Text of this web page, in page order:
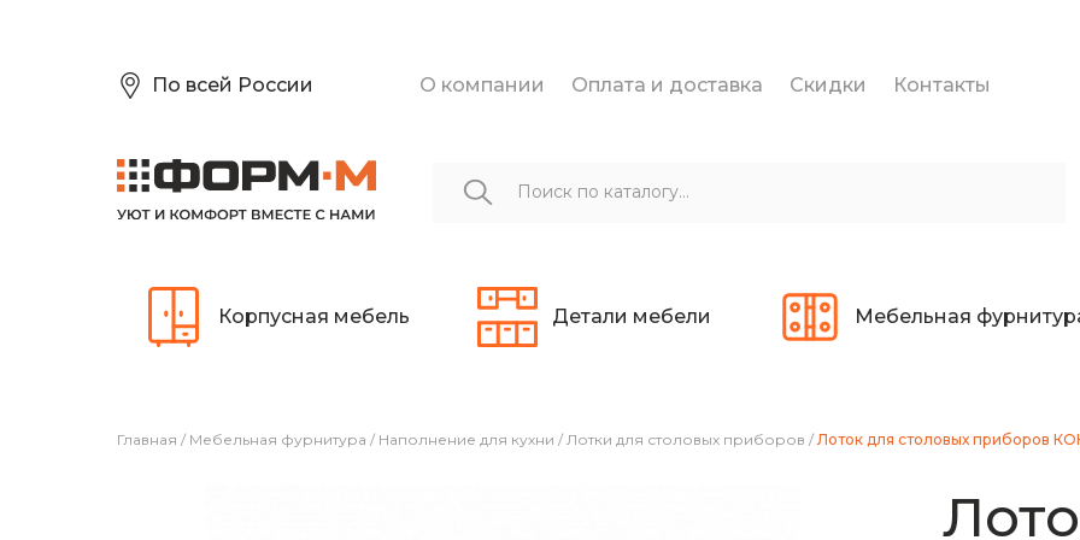
По всей России О компании Оплата и доставка Скидки Контакты
Корпусная мебель Детали мебели Мебельная
Главная / Мебельная фурнитура / Наполнение для кухни / Лотки для столовых приборов / Лоток для столовых приборов